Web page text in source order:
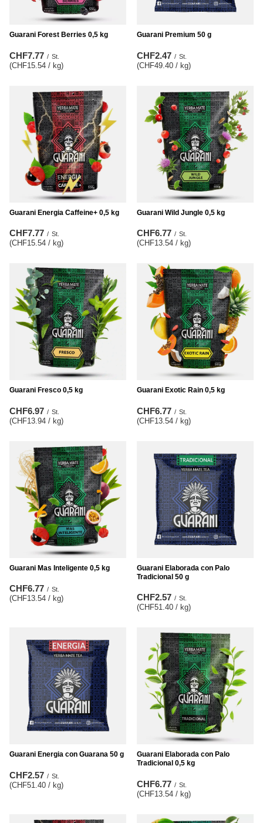
Guarani Forest Berries 0,5 kg
CHF7.77 / St.
(CHF15.54 / kg)
Guarani Premium 50 g
CHF2.47 / St.
(CHF49.40 / kg)
Guarani Energia Caffeine+ 0,5 kg
CHF7.77 / St.
(CHF15.54 / kg)
Guarani Wild Jungle 0,5 kg
CHF6.77 / St.
(CHF13.54 / kg)
Guarani Fresco 0,5 kg
CHF6.97 / St.
(CHF13.94 / kg)
Guarani Exotic Rain 0,5 kg
CHF6.77 / St.
(CHF13.54 / kg)
Guarani Mas Inteligente 0,5 kg
CHF6.77 / St.
(CHF13.54 / kg)
Guarani Elaborada con Palo
Tradicional 50 g
CHF2.57 / St.
(CHF51.40 / kg)
Guarani Energia con Guarana 50 g
CHF2.57 / St.
(CHF51.40 / kg)
Guarani Elaborada con Palo
Tradicional 0,5 kg
CHF6.77 / St.
(CHF13.54 / kg)